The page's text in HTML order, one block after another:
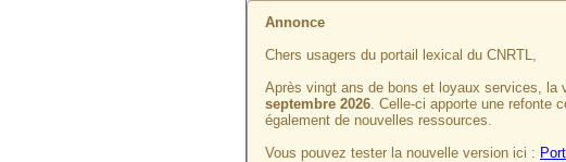
Annonce
Chers usagers du portail lexical du CNRTL,
Après vingt ans de bons et loyaux services, la
septembre 2026. Celle-ci apporte une refonte
également de nouvelles ressources.
Vous pouvez tester la nouvelle version ici :